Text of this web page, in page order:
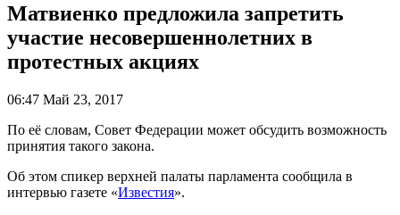
Матвиенко предложила запретить
участие несовершеннолетних в
протестных акциях
06:47 Май 23, 2017
По её словам, Совет Федерации может обсудить возможность
принятия такого закона.
Об этом спикер верхней палаты парламента сообщила в
интервью газете «Известия».